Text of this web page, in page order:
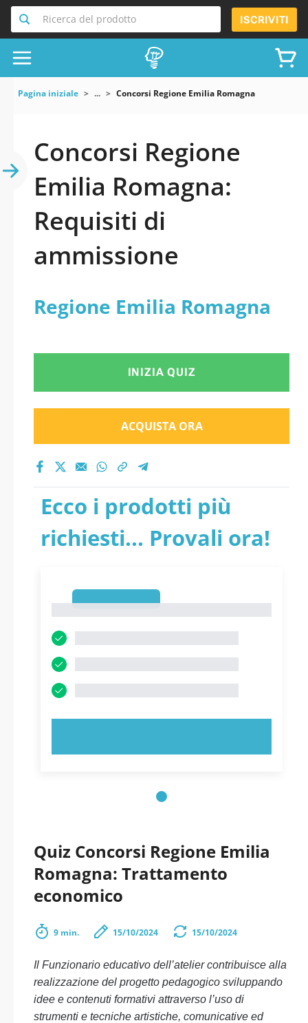
Ricerca del prodotto ISCRIVITI
Pagina iniziale ... Concorsi Regione Emilia Romagna
Concorsi Regione
Emilia Romagna:
Requisiti di
ammissione
Regione Emilia Romagna
INIZIA QUIZ
ACQUISTA ORA
Ecco i prodotti più
richiesti... Provali ora!
Quiz Concorsi Regione Emilia
Romagna: Trattamento
economico
9 min. 15/10/2024 15/10/2024
Il Funzionario educativo dell’atelier contribuisce alla
realizzazione del progetto pedagogico sviluppando
idee e contenuti formativi attraverso l’uso di
strumenti e tecniche artistiche, comunicative ed